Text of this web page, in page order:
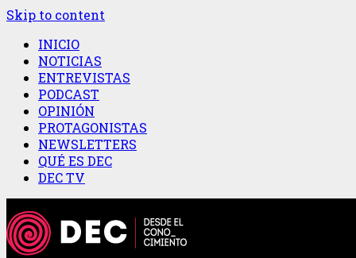
Skip to content
INICIO
NOTICIAS
ENTREVISTAS
PODCAST
OPINIÓN
PROTAGONISTAS
NEWSLETTERS
QUÉ ES DEC
DEC TV